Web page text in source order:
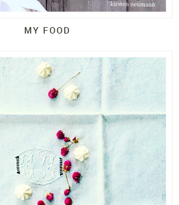
MY FOOD